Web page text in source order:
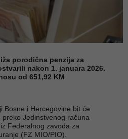
porodična penzija za
nakon 1. januara 2026.
od 651,92 KM
Bosne i Hercegovine bit će
Jedinstvenog računa
Federalnog zavoda za
(FZ MIO/PIO).